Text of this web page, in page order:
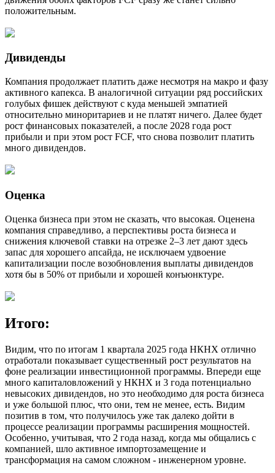
положительным.
Дивиденды
Компания продолжает платить даже несмотря на макро и фазу
активного капекса. В аналогичной ситуации ряд российских
голубых фишек действуют с куда меньшей эмпатией
относительно миноритариев и не платят ничего. Далее будет
рост финансовых показателей, а после 2028 года рост
прибыли и при этом рост FCF, что снова позволит платить
много дивидендов.
Оценка
Оценка бизнеса при этом не сказать, что высокая. Оценена
компания справедливо, а перспективы роста бизнеса и
снижения ключевой ставки на отрезке 2–3 лет дают здесь
запас для хорошего апсайда, не исключаем удвоение
капитализации после возобновления выплаты дивидендов
хотя бы в 50% от прибыли и хорошей конъюнктуре.
Итого:
Видим, что по итогам 1 квартала 2025 года НКНХ отлично
отработали показывает существенный рост результатов на
фоне реализации инвестиционной программы. Впереди еще
много капиталовложений у НКНХ и 3 года потенциально
невысоких дивидендов, но это необходимо для роста бизнеса
и уже большой плюс, что они, тем не менее, есть. Видим
позитив в том, что получилось уже так далеко дойти в
процессе реализации программы расширения мощностей.
Особенно, учитывая, что 2 года назад, когда мы общались с
компанией, шло активное импортозамещение и
трансформация на самом сложном - инженерном уровне.